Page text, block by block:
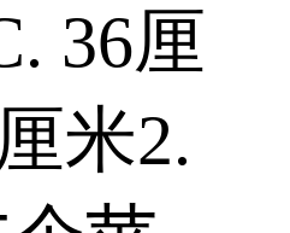
36厘
米 2.